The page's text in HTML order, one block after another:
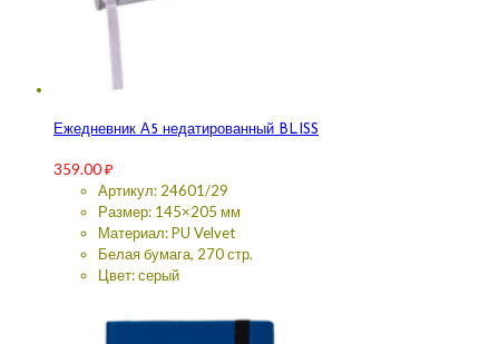
Ежедневник А5 недатированный BLISS
359.00₽
Артикул: 24601/29
Размер: 145×205 мм
Материал: PU Velvet
Белая бумага, 270 стр.
Цвет: серый